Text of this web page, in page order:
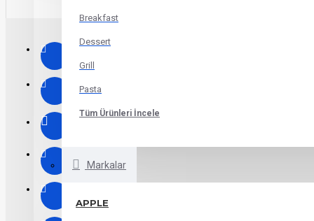
Breakfast
Dessert
Grill
Pasta
Tüm Ürünleri İncele
Markalar
APPLE